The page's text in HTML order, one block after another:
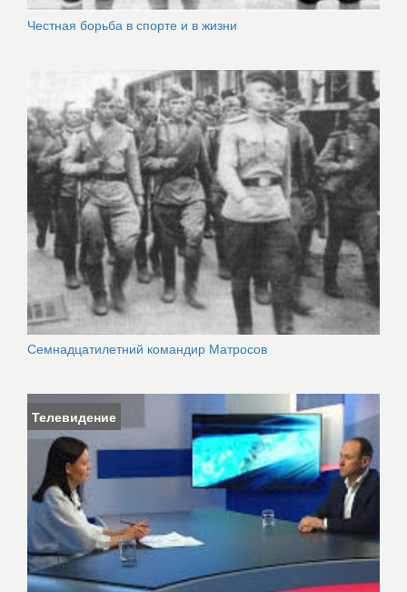
Честная борьба в спорте и в жизни
Семнадцатилетний командир Матросов
Телевидение